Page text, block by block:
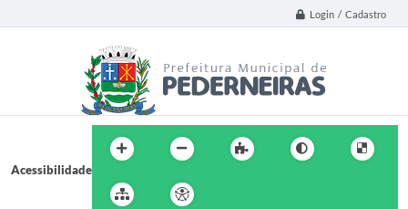
Login / Cadastro
Acessibilidade